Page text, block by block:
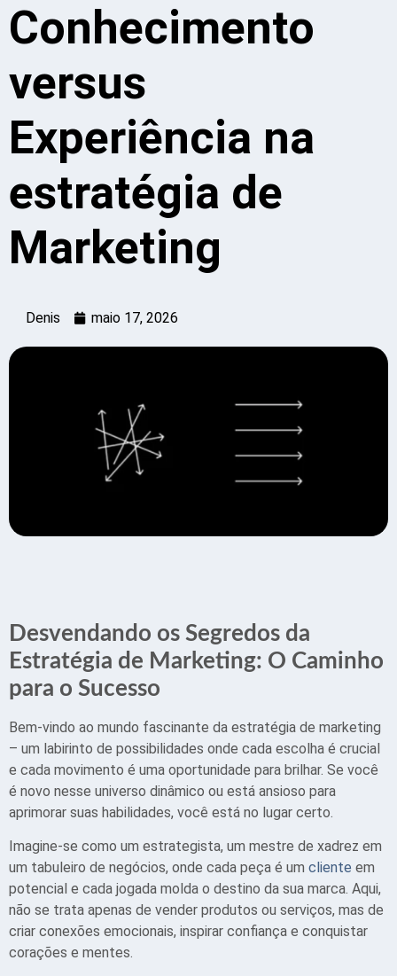
Conhecimento
versus
Experiência na
estratégia de
Marketing
Denis maio 17, 2026
Desvendando os Segredos da
Estratégia de Marketing: O Caminho
para o Sucesso
Bem-vindo ao mundo fascinante da estratégia de marketing
– um labirinto de possibilidades onde cada escolha é crucial
e cada movimento é uma oportunidade para brilhar. Se você
é novo nesse universo dinâmico ou está ansioso para
aprimorar suas habilidades, você está no lugar certo.
Imagine-se como um estrategista, um mestre de xadrez em
um tabuleiro de negócios, onde cada peça é um cliente em
potencial e cada jogada molda o destino da sua marca. Aqui,
não se trata apenas de vender produtos ou serviços, mas de
criar conexões emocionais, inspirar confiança e conquistar
corações e mentes.